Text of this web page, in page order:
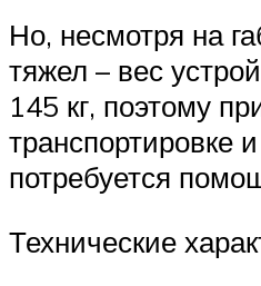
Но, несмотря на
тяжел – вес
145 кг, поэтому
транспортировке
потребуется
Технические